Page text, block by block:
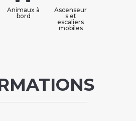
Animaux à
bord
Ascenseur
s et
escaliers
mobiles